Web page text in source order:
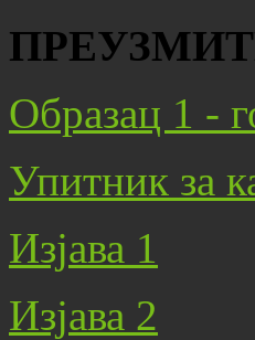
Образац 1 -
Упитник за
Изјава 1
Изјава 2